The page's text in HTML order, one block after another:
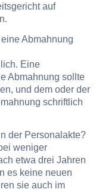
auf
Abmahnung
Eine
Abmahnung sollte
und dem oder der
schriftlich
der Personalakte?
weniger
etwa drei Jahren
es keine neuen
sie auch im